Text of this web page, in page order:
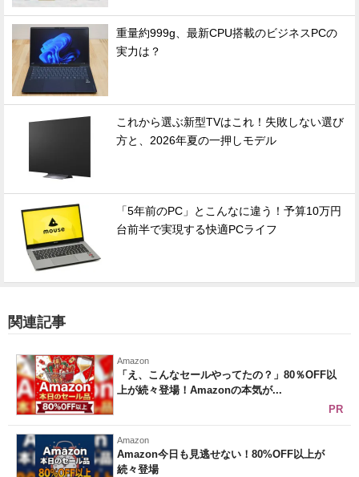
重量約999g、最新CPU搭載のビジネスPCの
実力は？
これから選ぶ新型TVはこれ！失敗しない選び
方と、2026年夏の一押しモデル
「5年前のPC」とこんなに違う！予算10万円
台前半で実現する快適PCライフ
関連記事
Amazon
「え、こんなセールやってたの？」80％OFF以
上が続々登場！Amazonの本気が...
PR
Amazon
Amazon今日も見逃せない！80%OFF以上が
続々登場